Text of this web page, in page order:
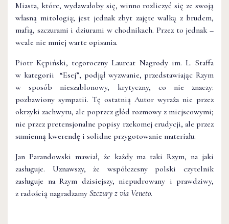
Miasta, które, wydawałoby się, winno rozliczyć się ze swoją
własną mitologią; jest jednak zbyt zajęte walką z brudem,
mafią, szczurami i dziurami w chodnikach. Przez to jednak –
wcale nie mniej warte opisania.
Piotr Kępiński, tegoroczny Laureat Nagrody im. L. Staffa
w kategorii “Esej”, podjął wyzwanie, przedstawiając Rzym
w sposób nieszablonowy, krytyczny, co nie znaczy:
pozbawiony sympatii. Tę ostatnią Autor wyraża nie przez
okrzyki zachwytu, ale poprzez głód rozmowy z miejscowymi;
nie przez pretensjonalne popisy rzekomej erudycji, ale przez
sumienną kwerendę i solidne przygotowanie materiału.
Jan Parandowski mawiał, że każdy ma taki Rzym, na jaki
zasługuje. Uznawszy, że współczesny polski czytelnik
zasługuje na Rzym dzisiejszy, niepudrowany i prawdziwy,
z radością nagradzamy Szczury z via Veneto.